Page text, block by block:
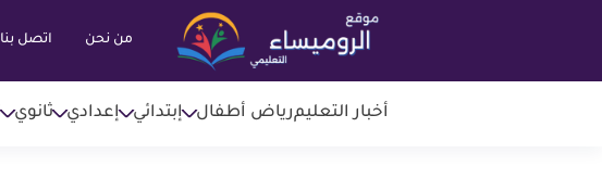
من نحن اتصل بنا Contact us
أخبار التعليمرياض أطفال إبتدائي إعدادي ثانوي